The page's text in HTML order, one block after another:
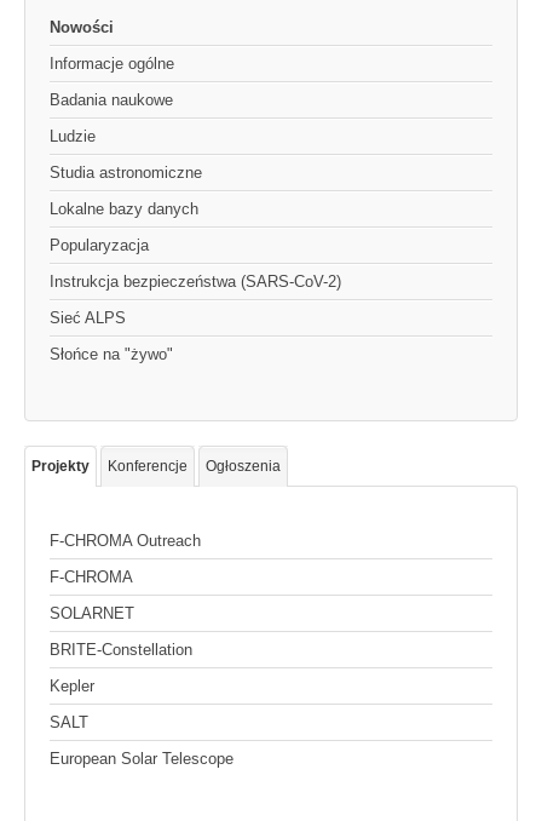
Nowości
Informacje ogólne
Badania naukowe
Ludzie
Studia astronomiczne
Lokalne bazy danych
Popularyzacja
Instrukcja bezpieczeństwa (SARS-CoV-2)
Sieć ALPS
Słońce na "żywo"
Projekty Konferencje Ogłoszenia
F-CHROMA Outreach
F-CHROMA
SOLARNET
BRITE-Constellation
Kepler
SALT
European Solar Telescope